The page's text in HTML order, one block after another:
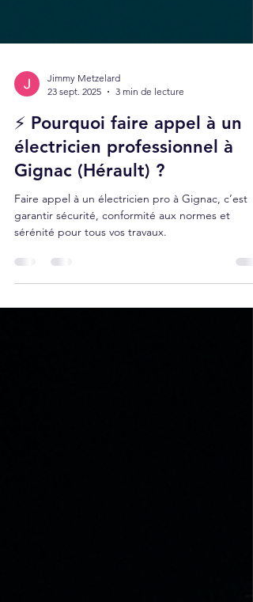
Jimmy Metzelard
23 sept. 2025
3 min de lecture
⚡ Pourquoi faire appel à un
électricien professionnel à
Gignac (Hérault) ?
Faire appel à un électricien pro à Gignac, c’est
sérénité pour tous vos travaux.